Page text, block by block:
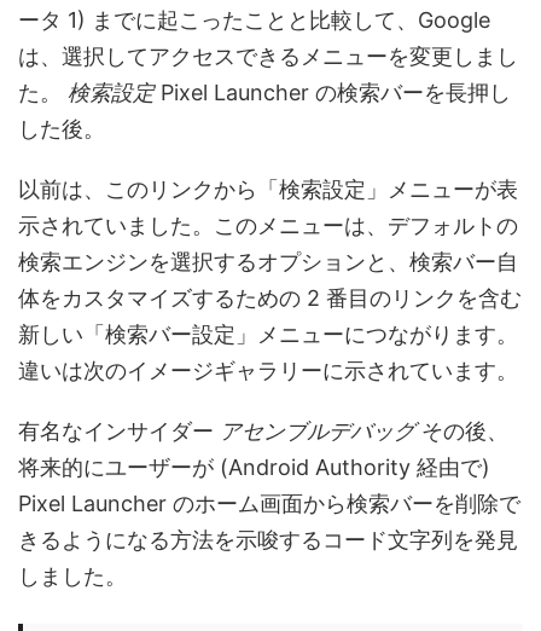
ータ 1) までに起こったことと比較して、Google
は、選択してアクセスできるメニューを変更しまし
た。 検索設定 Pixel Launcher の検索バーを長押し
した後。
以前は、このリンクから「検索設定」メニューが表
示されていました。このメニューは、デフォルトの
検索エンジンを選択するオプションと、検索バー自
体をカスタマイズするための 2 番目のリンクを含む
新しい「検索バー設定」メニューにつながります。
違いは次のイメージギャラリーに示されています。
有名なインサイダー アセンブルデバッグその後、
将来的にユーザーが (Android Authority 経由で)
Pixel Launcher のホーム画面から検索バーを削除で
きるようになる方法を示唆するコード文字列を発見
しました。